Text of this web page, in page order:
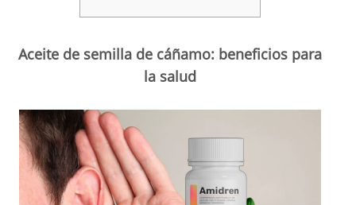
Aceite de semilla de cáñamo: beneficios para
la salud